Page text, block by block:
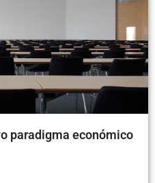
paradigma económico